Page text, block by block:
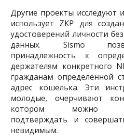
Другие проекты исследуют
использует ZKP для
удостоверений личности
данных. Sismo
принадлежность к
держателям конкретного
гражданам определённой
адрес кошелька. Эти
молодые, очерчивают
котором можно
подтверждать и
невидимым.